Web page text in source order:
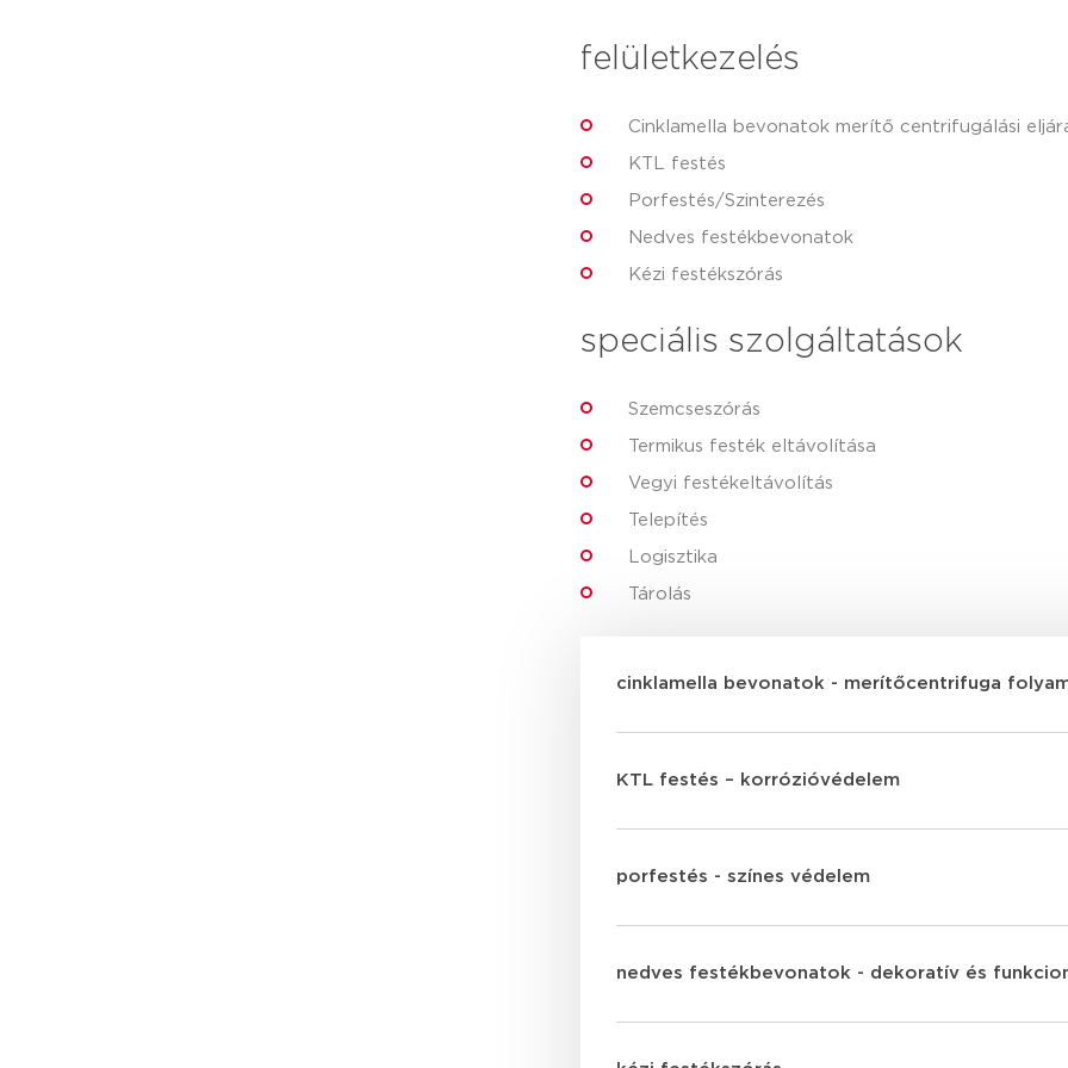
felületkezelés
Cinklamella bevonatok merítő centrifugálási
KTL festés
Porfestés/Szinterezés
Nedves festékbevonatok
Kézi festékszórás
speciális szolgáltatások
Szemcseszórás
Termikus festék eltávolítása
Vegyi festékeltávolítás
Telepítés
Logisztika
Tárolás
cinklamella bevonatok - merítőcentrifuga
KTL festés – korrózióvédelem
porfestés - színes védelem
nedves festékbevonatok - dekoratív és